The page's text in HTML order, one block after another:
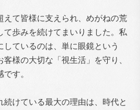
て皆様に支えられ、めがねの荒
歩みを続けてまいりました。私
ているのは、単に眼鏡という
客様の大切な「視生活」を守り、
す。
けている最大の理由は、時代と